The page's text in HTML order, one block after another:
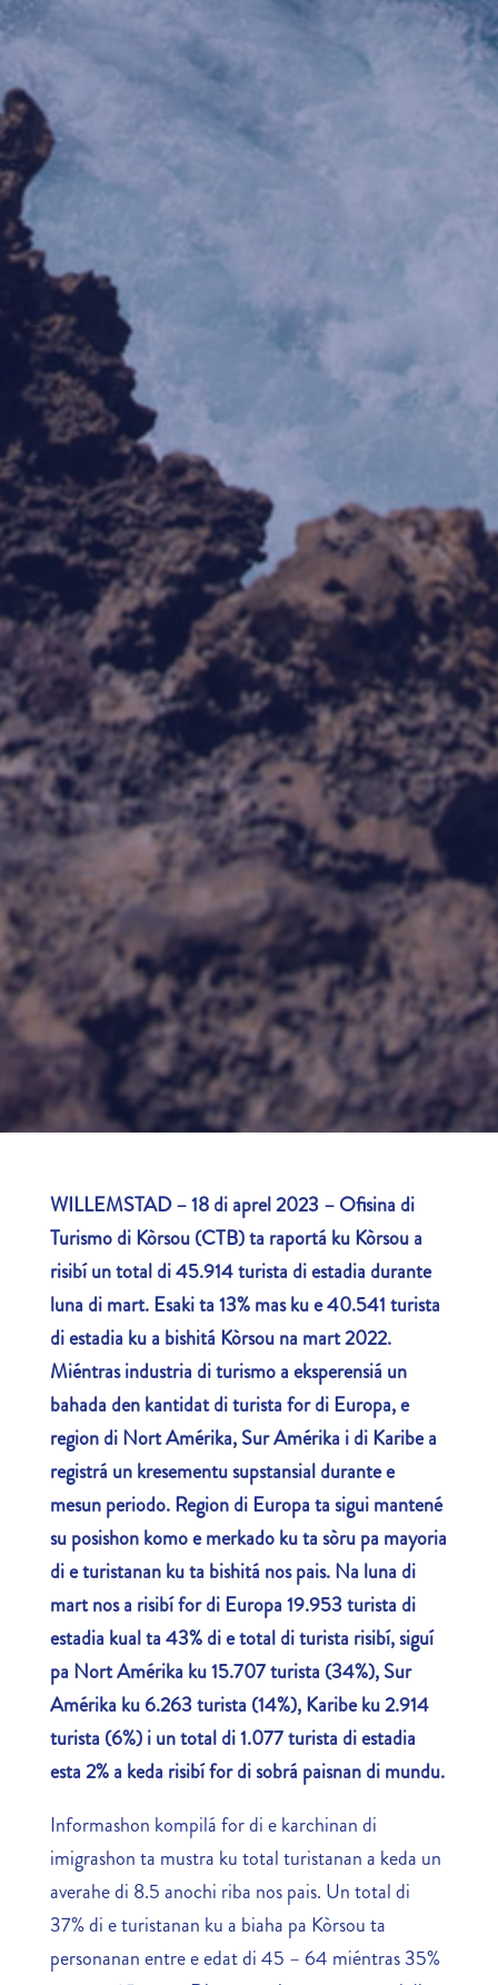
WILLEMSTAD – 18 di aprel 2023 – Ofisina di
Turismo di Kòrsou (CTB) ta raportá ku Kòrsou a
risibí un total di45.914 turista di estadia durante
luna di mart. Esaki ta 13% mas ku e 40.541 turista
di estadia ku a bishitá Kòrsou na mart 2022.
Miéntras industria di turismo a eksperensiá un
bahada den kantidat di turista for di Europa, e
region di Nort Amérika, Sur Amérika i di Karibe a
registrá un kresementu supstansial durante e
mesun periodo. Region di Europa ta sigui mantené
su posishon komo e merkado ku ta sòru pa mayoria
di e turistanan ku ta bishitá nos pais. Na luna di
mart nos a risibí for di Europa 19.953 turista di
estadia kual ta 43% di e total di turista risibí, siguí
pa Nort Amérika ku 15.707 turista (34%), Sur
Amérika ku 6.263 turista (14%), Karibe ku 2.914
turista (6%) i un total di 1.077 turista di estadia
esta 2% a keda risibí for di sobrá paisnan di mundu.
Informashon kompilá for di e karchinan di
imigrashon ta mustra ku total turistanan a keda un
averahe di 8.5 anochi riba nos pais. Un total di
37% di e turistanan ku a biaha pa Kòrsou ta
personanan entre e edat di 45 – 64 miéntras 35%